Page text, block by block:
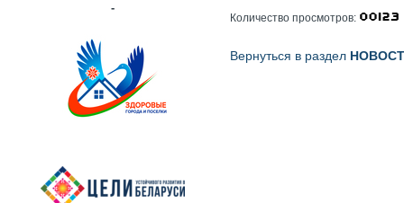
-
Количество просмотров:
Вернуться в раздел